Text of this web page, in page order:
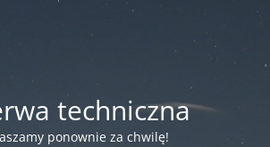
techniczna
ponownie za chwilę!